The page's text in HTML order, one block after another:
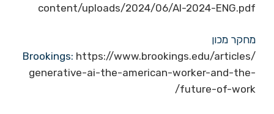
content/uploads/2024/06/AI-2024-ENG.pdf
מחקר מכון
Brookings: https://www.brookings.edu/articles/
generative-ai-the-american-worker-and-the-
future-of-work/